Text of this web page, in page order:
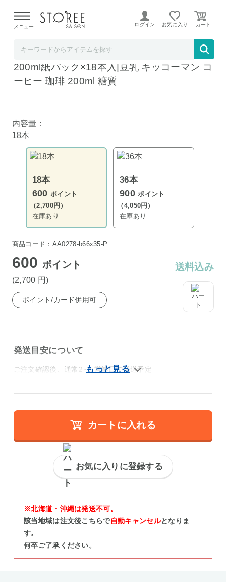
よる配送遅延が発生しております。
メニュー ログイン お気に入り
キッコーマン 低糖質 豆乳飲料 麦芽コーヒー
200ml紙パック×18本入|豆乳 キッコーマン コ
ーヒー 珈琲 200ml 糖質
内容量：
18本
18本
600ポイント
（2,700円）
在庫あり
36本
900ポイント
（4,050円）
在庫あり
商品コード：AA0278-b66x35-P
600ポイント
(2,700 円)
送料込み
ポイント/カード併用可
発送目安について
ご注文確認後、通常2～5営業日で発送予定
カートに入れる
お気に入りに登録する
※北海道・沖縄は発送不可。
該当地域は注文後こちらで自動キャンセルとなりま
す。
何卒ご了承ください。